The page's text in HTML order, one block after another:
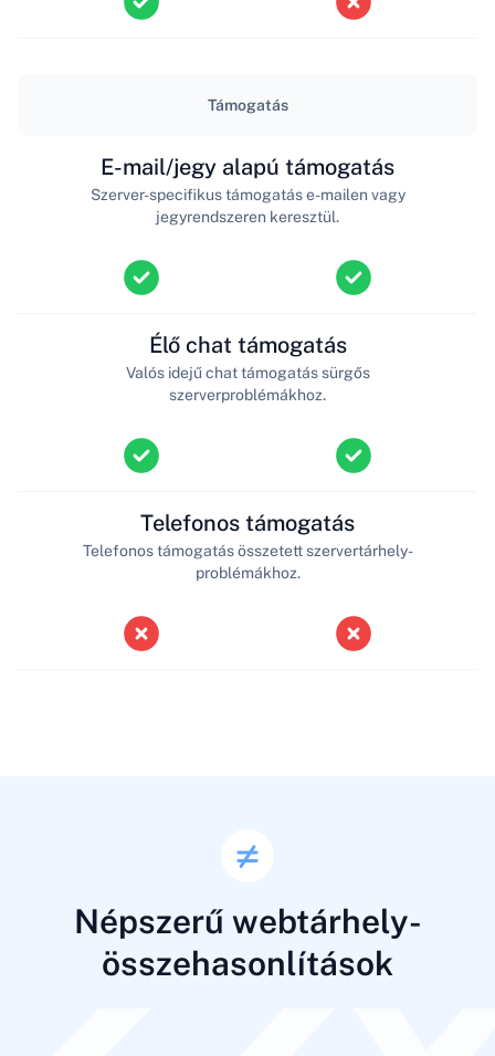
Támogatás
E-mail/jegy alapú támogatás
Szerver-specifikus támogatás e-mailen vagy
jegyrendszeren keresztül.
Élő chat támogatás
Valós idejű chat támogatás sürgős
szerverproblémákhoz.
Telefonos támogatás
Telefonos támogatás összetett szervertárhely-
problémákhoz.
Népszerű webtárhely-
összehasonlítások